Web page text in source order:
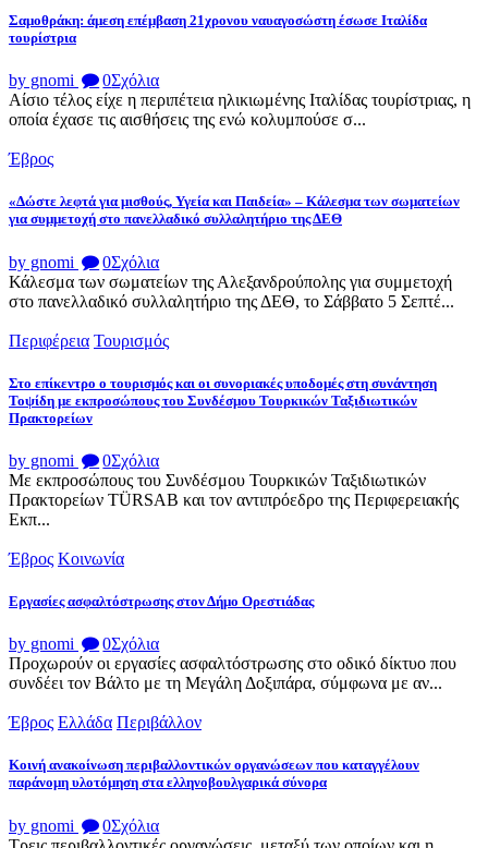
Σαμοθράκη: άμεση επέμβαση 21χρονου ναυαγοσώστη έσωσε Ιταλίδα
τουρίστρια
by gnomi 0Σχόλια
Αίσιο τέλος είχε η περιπέτεια ηλικιωμένης Ιταλίδας τουρίστριας, η
οποία έχασε τις αισθήσεις της ενώ κολυμπούσε σ...
Έβρος
«Δώστε λεφτά για μισθούς, Υγεία και Παιδεία» – Κάλεσμα των σωματείων
για συμμετοχή στο πανελλαδικό συλλαλητήριο της ΔΕΘ
by gnomi 0Σχόλια
Κάλεσμα των σωματείων της Αλεξανδρούπολης για συμμετοχή
στο πανελλαδικό συλλαλητήριο της ΔΕΘ, το Σάββατο 5 Σεπτέ...
Περιφέρεια Τουρισμός
Στο επίκεντρο ο τουρισμός και οι συνοριακές υποδομές στη συνάντηση
Τοψίδη με εκπροσώπους του Συνδέσμου Τουρκικών Ταξιδιωτικών
Πρακτορείων
by gnomi 0Σχόλια
Με εκπροσώπους του Συνδέσμου Τουρκικών Ταξιδιωτικών
Πρακτορείων TÜRSAB και τον αντιπρόεδρο της Περιφερειακής
Εκπ...
Έβρος Κοινωνία
Εργασίες ασφαλτόστρωσης στον Δήμο Ορεστιάδας
by gnomi 0Σχόλια
Προχωρούν οι εργασίες ασφαλτόστρωσης στο οδικό δίκτυο που
συνδέει τον Βάλτο με τη Μεγάλη Δοξιπάρα, σύμφωνα με αν...
Έβρος Ελλάδα Περιβάλλον
Κοινή ανακοίνωση περιβαλλοντικών οργανώσεων που καταγγέλουν
παράνομη υλοτόμηση στα ελληνοβουλγαρικά σύνορα
by gnomi 0Σχόλια